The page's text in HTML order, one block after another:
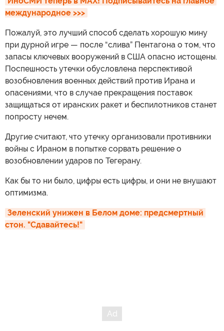
международное >>>
Пожалуй, это лучший способ сделать хорошую мину
при дурной игре — после “слива” Пентагона о том, что
запасы ключевых вооружений в США опасно истощены.
Поспешность утечки обусловлена перспективой
возобновления военных действий против Ирана и
опасениями, что в случае прекращения поставок
защищаться от иранских ракет и беспилотников станет
попросту нечем.
Другие считают, что утечку организовали противники
войны с Ираном в попытке сорвать решение о
возобновлении ударов по Тегерану.
Как бы то ни было, цифры есть цифры, и они не внушают
оптимизма.
Зеленский унижен в Белом доме: предсмертный
стон. "Сдавайтесь!"